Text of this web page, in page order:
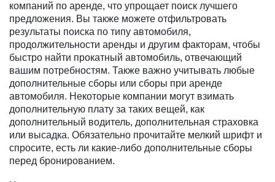
компаний по аренде, что упрощает поиск лучшего
предложения. Вы также можете отфильтровать
результаты поиска по типу автомобиля,
продолжительности аренды и другим факторам, чтобы
быстро найти прокатный автомобиль, отвечающий
вашим потребностям. Также важно учитывать любые
дополнительные сборы или сборы при аренде
автомобиля. Некоторые компании могут взимать
дополнительную плату за таких вещей, как
дополнительный водитель, дополнительная страховка
или высадка. Обязательно прочитайте мелкий шрифт и
спросите, есть ли какие-либо дополнительные сборы
перед бронированием.